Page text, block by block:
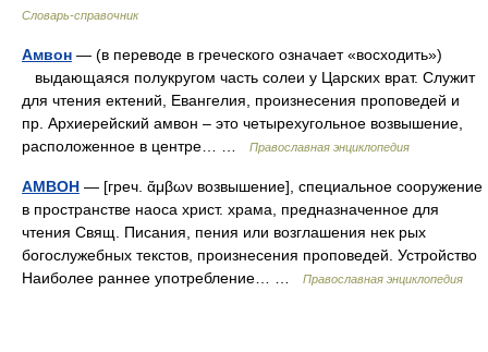
Словарь-справочник
Амвон — (в переводе в греческого означает «восходить»)
выдающаяся полукругом часть солеи у Царских врат. Служит
для чтения ектений, Евангелия, произнесения проповедей и
пр. Архиерейский амвон – это четырехугольное возвышение,
расположенное в центре… …
Православная энциклопедия
АМВОН — [греч. ἄμβων возвышение], специальное сооружение
в пространстве наоса христ. храма, предназначенное для
чтения Свящ. Писания, пения или возглашения нек рых
богослужебных текстов, произнесения проповедей. Устройство
Наиболее раннее употребление… …
Православная энциклопедия